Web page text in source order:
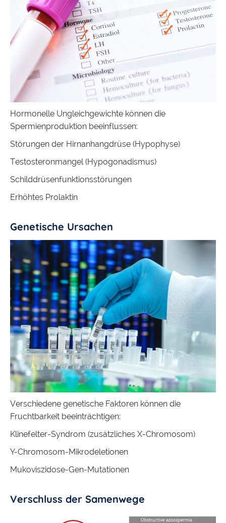
Hormonelle Ungleichgewichte können die
Spermienproduktion beeinflussen:
Störungen der Hirnanhangdrüse (Hypophyse)
Testosteronmangel (Hypogonadismus)
Schilddrüsenfunktionsstörungen
Erhöhtes Prolaktin
Genetische Ursachen
Verschiedene genetische Faktoren können die
Fruchtbarkeit beeinträchtigen:
Klinefelter-Syndrom (zusätzliches X-Chromosom)
Y-Chromosom-Mikrodeletionen
Mukoviszidose-Gen-Mutationen
Verschluss der Samenwege